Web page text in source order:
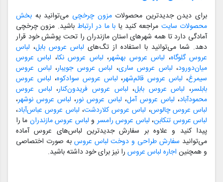
برای دیدن جدیدترین محصولاتمزون چرخچی می‌توانید به بخش
محصولات سایت مراجعه کنید یا با ما در ارتباط باشید. مزون چرخچی
آمادگی دارد تا همه شهرهای استان مازندران را تحت پوشش خود قرار
دهد. شما می‌توانید با استفاده از تگ‌های لباس عروس بابل، لباس
عروس گلوگاه، لباس عروس بهشهر، لباس عروس نکا، لباس عروس
میان‌دورود، لباس عروس ساری، لباس عروس جویبار، لباس عروس
سیمرغ، لباس عروس قائم‌شهر، لباس عروس سوادکوه، لباس عروس
بابلسر، لباس عروس بابل، لباس عروس فریدون‌کنار، لباس عروس
محمودآباد، لباس عروس آمل، لباس عروس نور، لباس عروس نوشهر،
لباس عروس چالوس، لباس عروس کلاردشت، لباس عروس عباس‌آباد،
لباس عروس تنکابن، لباس عروس رامسر و لباس عروس مازندران ما را
پیدا کنید و علاوه بر سفارش جدیدترین لباس‌های عروس آماده
می‌توانید سفارش طراحی و دوخت لباس عروس به صورت اختصاصی
و همچنین اجاره لباس عروس را نیز برای خود داشته باشید.